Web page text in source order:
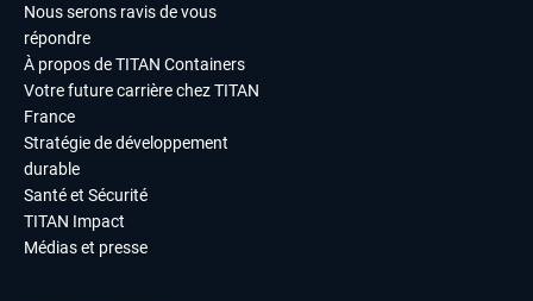
Nous serons ravis de vous
répondre
À propos de TITAN Containers
Votre future carrière chez TITAN
France
Stratégie de développement
durable
Santé et Sécurité
TITAN Impact
Médias et presse